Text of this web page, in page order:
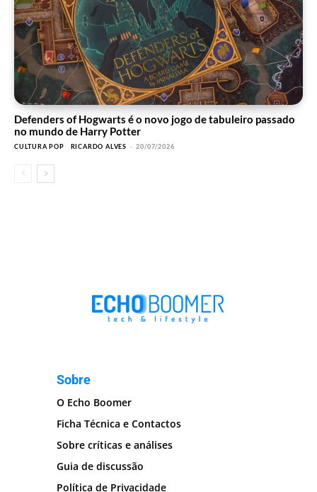
Defenders of Hogwarts é o novo jogo de tabuleiro passado
no mundo de Harry Potter
CULTURA POP RICARDO ALVES - 20/07/2026
Sobre
O Echo Boomer
Ficha Técnica e Contactos
Sobre críticas e análises
Guia de discussão
Política de Privacidade